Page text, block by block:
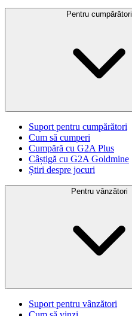
Pentru cumpărători
Suport pentru cumpărători
Cum să cumperi
Cumpără cu G2A Plus
Câștigă cu G2A Goldmine
Știri despre jocuri
Pentru vânzători
Suport pentru vânzători